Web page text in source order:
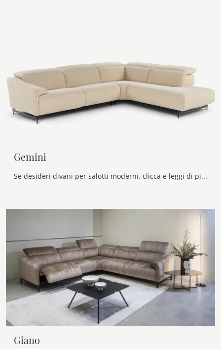
Gemini
Se desideri divani per salotti moderni, clicca e leggi di più sul modello Gemini in tessuto della firma Calia.
Giano